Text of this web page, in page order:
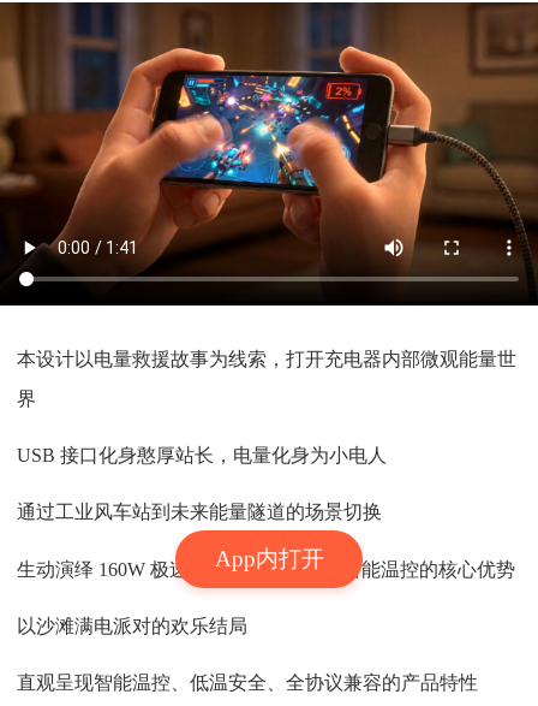
App内打开
本设计以电量救援故事为线索，打开充电器内部微观能量世
界
USB 接口化身憨厚站长，电量化身为小电人
通过工业风车站到未来能量隧道的场景切换
生动演绎 160W 极速闪充、智能显示、智能温控的核心优势
以沙滩满电派对的欢乐结局
直观呈现智能温控、低温安全、全协议兼容的产品特性